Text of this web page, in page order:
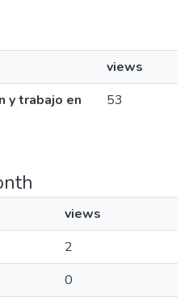
views
y trabajo en
53
views
2
0